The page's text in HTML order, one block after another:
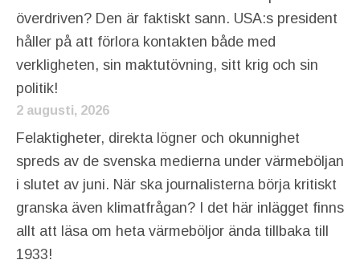
överdriven? Den är faktiskt sann. USA:s president
håller på att förlora kontakten både med
verkligheten, sin maktutövning, sitt krig och sin
politik!
2 augusti, 2026
Felaktigheter, direkta lögner och okunnighet
spreds av de svenska medierna under värmeböljan
i slutet av juni. När ska journalisterna börja kritiskt
granska även klimatfrågan? I det här inlägget finns
allt att läsa om heta värmeböljor ända tillbaka till
1933!